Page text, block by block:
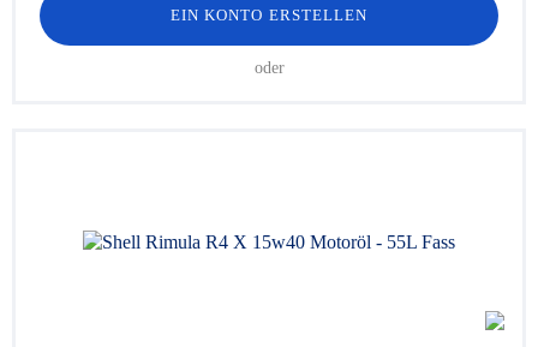
EIN KONTO ERSTELLEN
oder